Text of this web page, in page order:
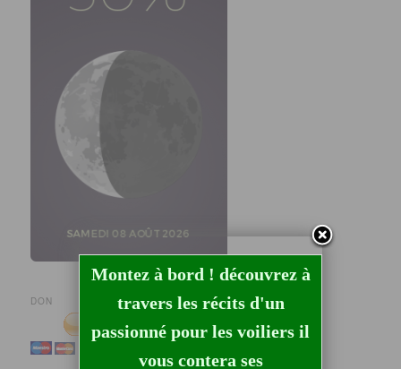
DON
Montez à bord ! découvrez à
travers les récits d'un
passionné pour les voiliers il
vous contera ses